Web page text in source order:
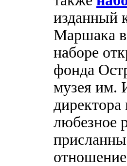
изданный
Маршака
наборе
фонда
музея им.
любезное